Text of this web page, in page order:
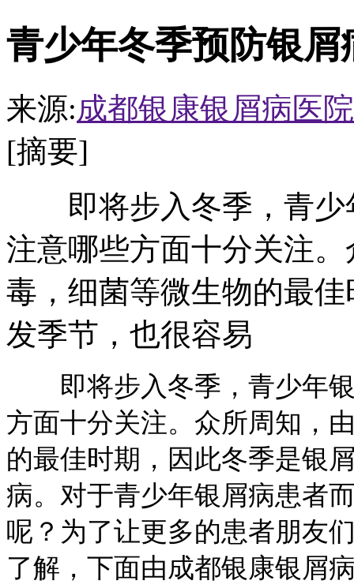
青少年冬季预防银
来源:成都银康银屑病医院
[摘要]
即将步入冬季，青少
注意哪些方面十分关注
毒，细菌等微生物的最
发季节，也很容易
即将步入冬季，青少年银
方面十分关注。众所周知，
的最佳时期，因此冬季是银
病。对于青少年银屑病患者
呢？为了让更多的患者朋友
了解，下面由成都银康银屑